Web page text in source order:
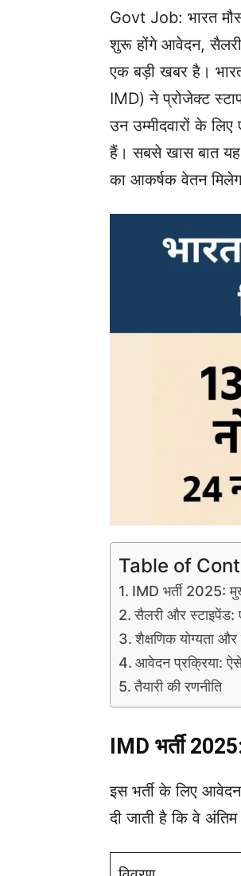
Govt Job: भारत
शुरू होंगे आवेदन,
एक बड़ी खबर है।
IMD) ने प्रोजेक्ट
उन उम्मीदवारों के
हैं। सबसे खास बात यह
का आकर्षक वेतन
Table of
IMD भर्ती 2025:
सैलरी और
शैक्षणिक योग्यता और
आवेदन प्रक्रिया:
तैयारी की रणनीति
IMD भर्ती
इस भर्ती के लिए
दी जाती है कि वे